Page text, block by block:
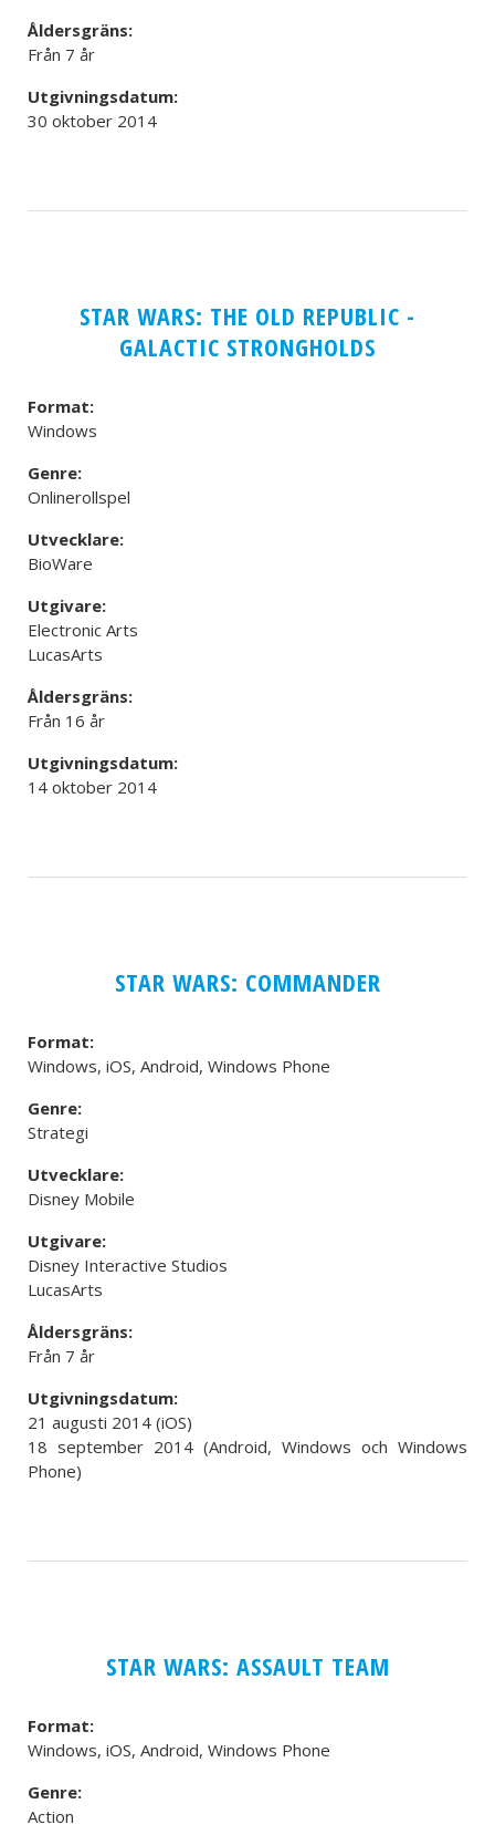
Åldersgräns:
Från 7 år
Utgivningsdatum:
30 oktober 2014
STAR WARS: THE OLD REPUBLIC -
GALACTIC STRONGHOLDS
Format:
Windows
Genre:
Onlinerollspel
Utvecklare:
BioWare
Utgivare:
Electronic Arts
LucasArts
Åldersgräns:
Från 16 år
Utgivningsdatum:
14 oktober 2014
STAR WARS: COMMANDER
Format:
Windows, iOS, Android, Windows Phone
Genre:
Strategi
Utvecklare:
Disney Mobile
Utgivare:
Disney Interactive Studios
LucasArts
Åldersgräns:
Från 7 år
Utgivningsdatum:
21 augusti 2014 (iOS)
18 september 2014 (Android, Windows och Windows
Phone)
STAR WARS: ASSAULT TEAM
Format:
Windows, iOS, Android, Windows Phone
Genre:
Action